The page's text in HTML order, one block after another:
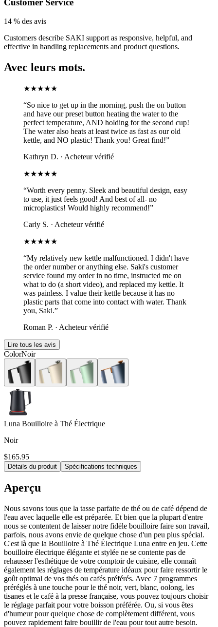
Customer Service
14 % des avis
Customers describe SAKI support as responsive, helpful, and
effective in handling replacements and product questions.
Avec leurs mots.
★★★★★
“So nice to get up in the morning, push the on button
and have our preset button heating the water to the
perfect temperature, AND holding for the second cup!
The water also heats at least twice as fast as our old
kettle, and NO plastic! Thank you! Great find!”
Kathryn D. · Acheteur vérifié
★★★★★
“Worth every penny. Sleek and beautiful design, easy
to use, it just feels good! And best of all- no
microplastics! Would highly recommend!”
Carly S. · Acheteur vérifié
★★★★★
“My relatively new kettle malfunctioned. I didn't have
the order number or anything else. Saki's customer
service found my order in no time, instructed me on
what to do (a short video), and replaced my kettle. It
was painless. I value their kettle because it has no
plastic parts that come into contact with water. Thank
you, Saki.”
Roman P. · Acheteur vérifié
Lire tous les avis
ColorNoir
Luna Bouilloire à Thé Électrique
Noir
$165.95
Détails du produit Spécifications techniques
Aperçu
Nous savons tous que la tasse parfaite de thé ou de café dépend de
l'eau avec laquelle elle est préparée. Et bien que la plupart d'entre
nous se contentent de laisser notre fidèle bouilloire faire son travail,
parfois, nous avons envie de quelque chose d'un peu plus spécial.
C'est là que la Bouilloire à Thé Électrique Luna entre en jeu. Cette
bouilloire électrique élégante et stylée ne se contente pas de
rehausser l'esthétique de votre comptoir de cuisine, elle connaît
également les réglages de température idéaux pour faire ressortir le
goût optimal de vos thés ou cafés préférés. Avec 7 programmes
préréglés à une touche pour le thé noir, vert, blanc, oolong, les
tisanes et le café à la presse française, vous pouvez toujours choisir
le réglage parfait pour votre boisson préférée. Ou, si vous êtes
d'humeur pour quelque chose de complètement différent, vous
pouvez rapidement faire bouillir de l'eau pour tout autre besoin.